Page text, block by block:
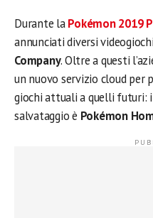
Durante laPokémon 2019
annunciati diversi
Company. Oltre a questi
un nuovo servizio cloud per
giochi attuali a quelli futuri:
salvataggio è Pokémon